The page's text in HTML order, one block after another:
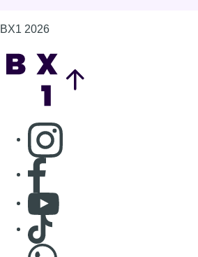
S'abonner à notre newsletter
Connaître BX1
Publicité
Offres d'emploi
Contact
Mentions légales
Politique de cookies (UE)
Gérer les cookies